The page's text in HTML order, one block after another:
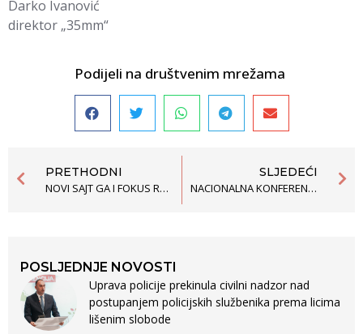
Darko Ivanović
direktor „35mm“
Podijeli na društvenim mrežama
PRETHODNI
NOVI SAJT GA I FOKUS RADA NA POGLAVLJIMA 23 I 24
SLJEDEĆI
NACIONALNA KONFERENCIJA NA TEMU “ NEKAŽNJIVOST SA ASPEKTA PRAKSE EVROPSKOG SUDA ZA LJUDSKA PRAVA“
POSLJEDNJE NOVOSTI
Uprava policije prekinula civilni nadzor nad
postupanjem policijskih službenika prema licima
lišenim slobode